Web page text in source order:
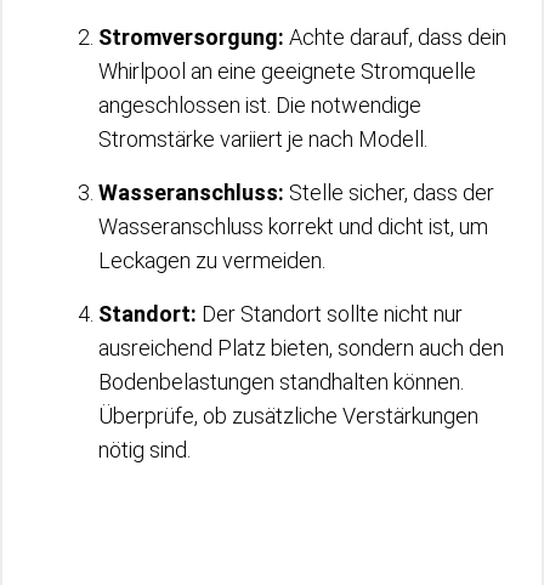
Stromversorgung: Achte darauf, dass dein
Whirlpool an eine geeignete Stromquelle
angeschlossen ist. Die notwendige
Stromstärke variiert je nach Modell.
Wasseranschluss: Stelle sicher, dass der
Wasseranschluss korrekt und dicht ist, um
Leckagen zu vermeiden.
Standort: Der Standort sollte nicht nur
ausreichend Platz bieten, sondern auch den
Bodenbelastungen standhalten können.
Überprüfe, ob zusätzliche Verstärkungen
nötig sind.